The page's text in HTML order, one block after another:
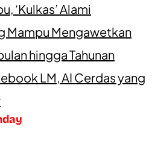
‘Kulkas’ Alami
Mampu Mengawetkan
hingga Tahunan
LM, AI Cerdas yang